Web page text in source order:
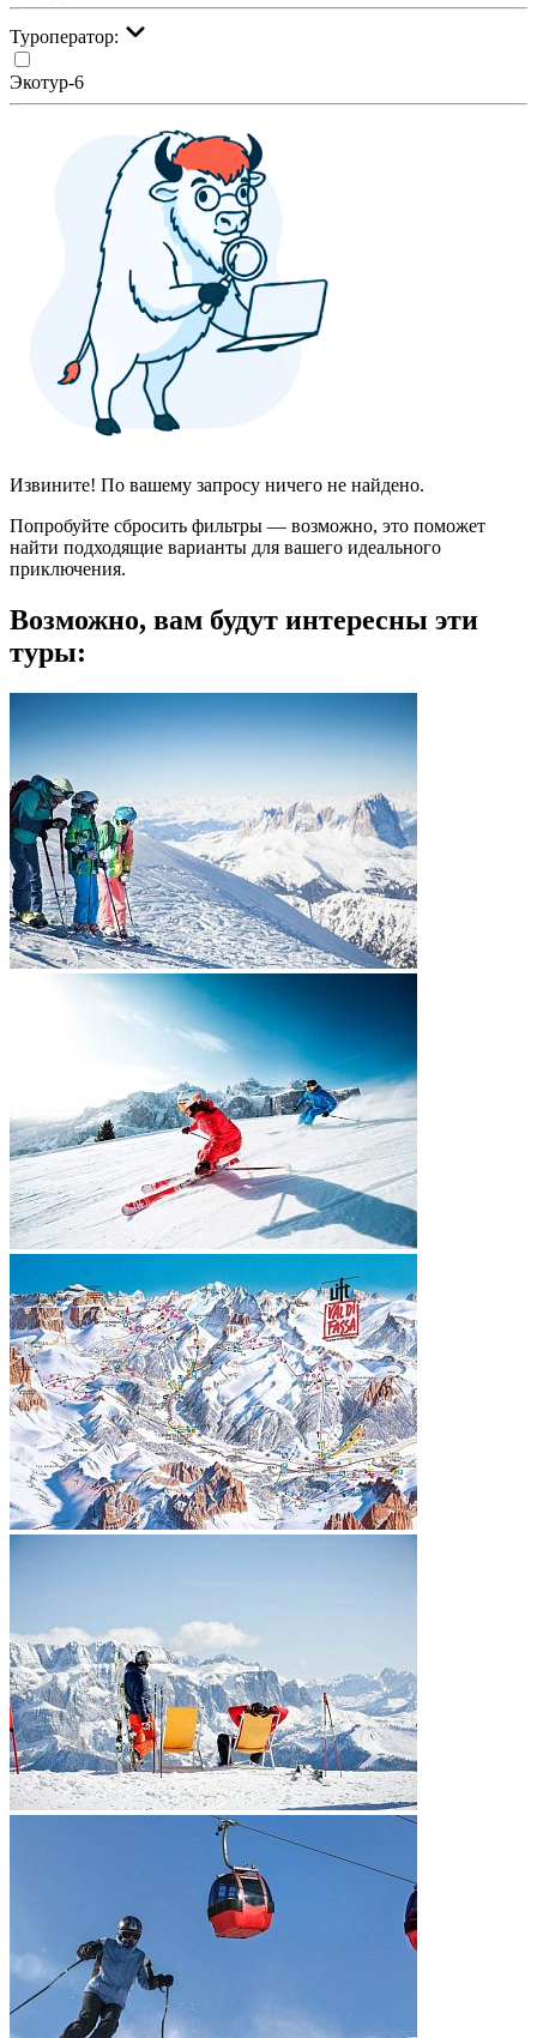
Туроператор:
Экотур-6
Извините! По вашему запросу ничего не найдено.
Попробуйте сбросить фильтры — возможно, это поможет
найти подходящие варианты для вашего идеального
приключения.
Возможно, вам будут интересны эти
туры: